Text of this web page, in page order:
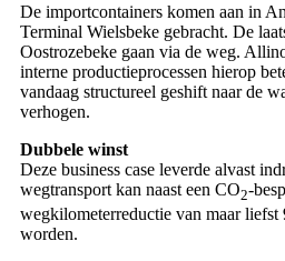
De importcontainers komen aan in
Terminal Wielsbeke gebracht. De
Oostrozebeke gaan via de weg.
interne productieprocessen hierop
vandaag structureel geshift naar de
verhogen.
Dubbele winst
Deze business case leverde alvast
wegtransport kan naast een CO2-
wegkilometerreductie van maar
worden.